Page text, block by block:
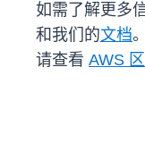
如需了解更多
和我们的文档
请查看 AWS